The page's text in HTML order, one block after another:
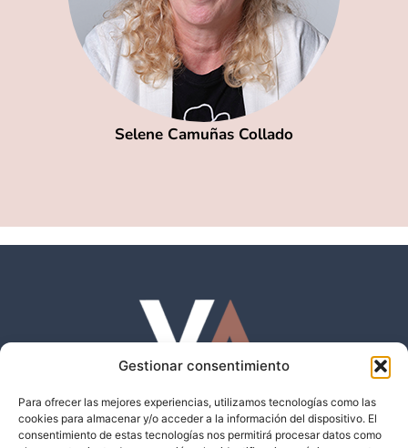
Gestionar consentimiento
Para ofrecer las mejores experiencias, utilizamos tecnologías como las
cookies para almacenar y/o acceder a la información del dispositivo. El
consentimiento de estas tecnologías nos permitirá procesar datos como
Selene Camuñas Collado